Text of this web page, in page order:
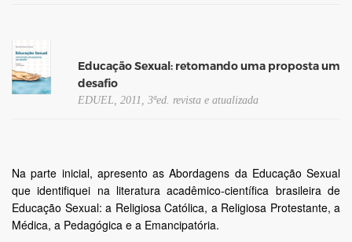
Educação Sexual: retomando uma proposta um
desafio
EDUEL, 2011, 3ªed. revista e atualizada
Na parte inicial, apresento as Abordagens da Educação Sexual
que identifiquei na literatura acadêmico-científica brasileira de
Educação Sexual: a Religiosa Católica, a Religiosa Protestante, a
Médica, a Pedagógica e a Emancipatória.